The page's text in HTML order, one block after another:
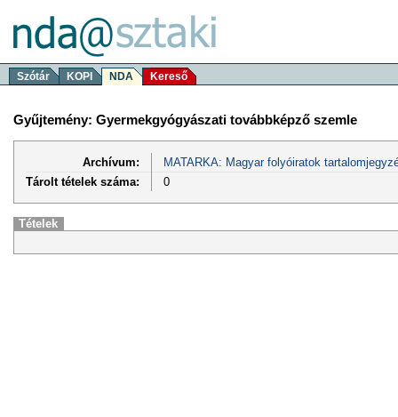
Szótár KOPI NDA Kereső
Gyűjtemény: Gyermekgyógyászati továbbképző szemle
Archívum:
MATARKA: Magyar folyóiratok
Tárolt tételek száma:
0
Tételek